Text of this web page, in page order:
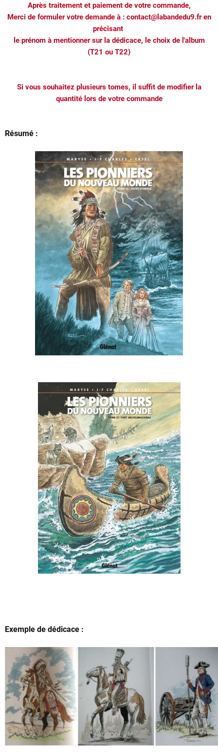
Après traitement et paiement de votre commande,
Merci de formuler votre demande à : contact@labandedu9.fr en
précisant
le prénom à mentionner sur la dédicace, le choix de l'album
(T21 ou T22)
Si vous souhaitez plusieurs tomes, il suffit de modifier la
quantité lors de votre commande
Résumé :
Exemple de dédicace :